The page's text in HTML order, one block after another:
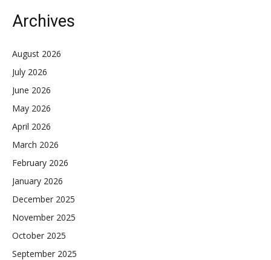
Archives
August 2026
July 2026
June 2026
May 2026
April 2026
March 2026
February 2026
January 2026
December 2025
November 2025
October 2025
September 2025